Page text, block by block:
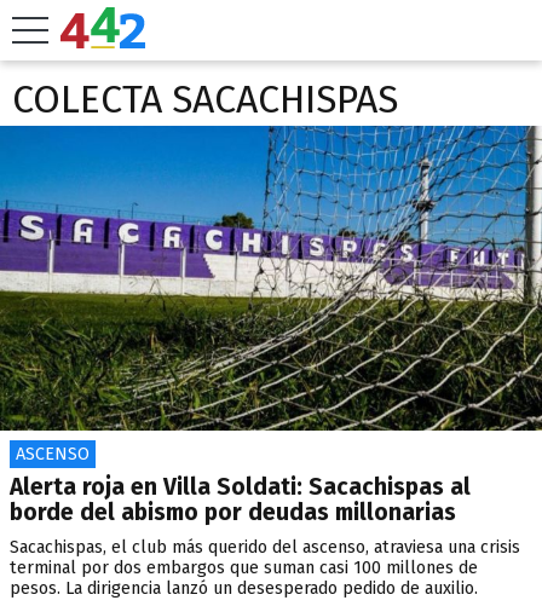
COLECTA SACACHISPAS
ASCENSO
Alerta roja en Villa Soldati: Sacachispas al
borde del abismo por deudas millonarias
Sacachispas, el club más querido del ascenso, atraviesa una crisis
terminal por dos embargos que suman casi 100 millones de
pesos. La dirigencia lanzó un desesperado pedido de auxilio.